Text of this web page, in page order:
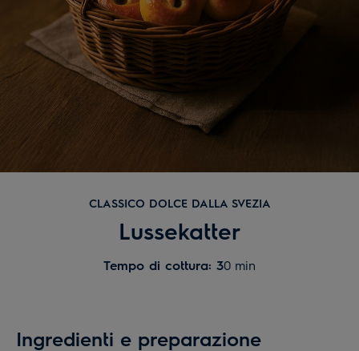
CLASSICO DOLCE DALLA SVEZIA
Lussekatter
Tempo di cottura: 30 min
Ingredienti e preparazione